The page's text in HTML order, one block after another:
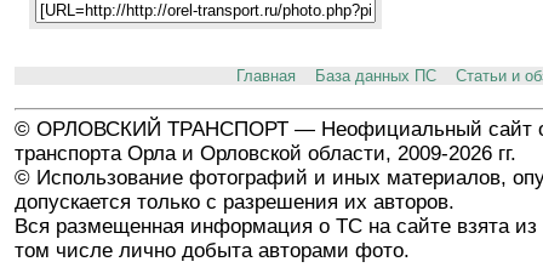
Главная База данных ПС Статьи и
© ОРЛОВСКИЙ ТРАНСПОРТ — Неофициальный сайт
транспорта Орла и Орловской области, 2009-2026 гг.
© Использование фотографий и иных материалов,
допускается только с разрешения их авторов.
Вся размещенная информация о ТС на сайте взята из
том числе лично добыта авторами фото.